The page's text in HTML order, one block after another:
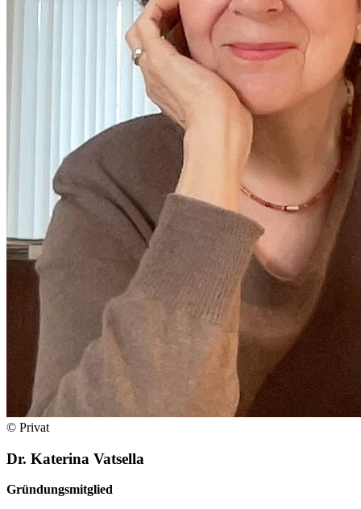
© Privat
Dr. Katerina Vatsella
Gründungsmitglied